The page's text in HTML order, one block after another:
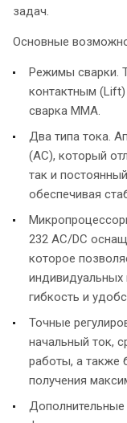
задач.
Основные
Режимы сварки.
контактным (Lift)
сварка MMA.
Два типа тока.
(AC), который
так и
обеспечивая
232 AC/DC
которое
индивидуальных
гибкость и
Точные
начальный ток,
работы, а также
получения